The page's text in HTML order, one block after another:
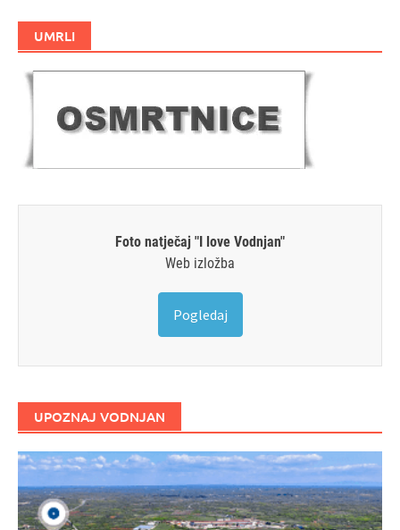
UMRLI
Foto natječaj "I love Vodnjan"
Web izložba
Pogledaj
UPOZNAJ VODNJAN